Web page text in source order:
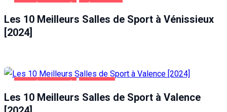
Les 10 Meilleurs Salles de Sport à Vénissieux
[2024]
Les 10 Meilleurs Salles de Sport à Valence